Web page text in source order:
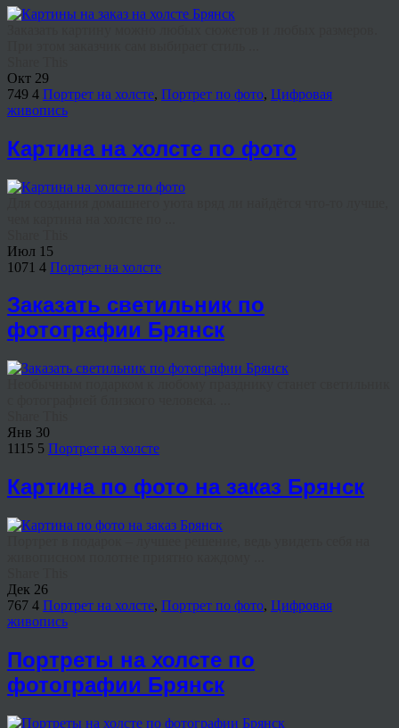
Окт 29
749 4 Портрет на холсте, Портрет по фото, Цифровая
живопись
Картина на холсте по фото
Июл 15
1071 4 Портрет на холсте
Заказать светильник по
фотографии Брянск
Янв 30
1115 5 Портрет на холсте
Картина по фото на заказ Брянск
Дек 26
767 4 Портрет на холсте, Портрет по фото, Цифровая
живопись
Портреты на холсте по
фотографии Брянск